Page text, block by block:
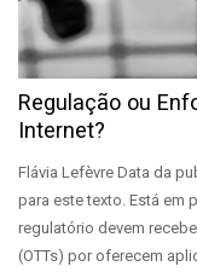
Regulação ou
Internet?
Flávia Lefèvre Data da
para este texto. Está em
regulatório devem
(OTTs) por oferecem